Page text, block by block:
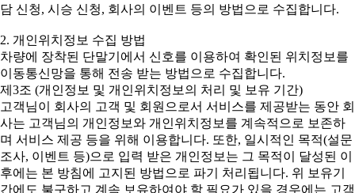
담 신청, 시승 신청, 회사의 이벤트 등의 방법으로 수집합니다.
2. 개인위치정보 수집 방법
차량에 장착된 단말기에서 신호를 이용하여 확인된 위치정보를
이동통신망을 통해 전송 받는 방법으로 수집합니다.
제3조 (개인정보 및 개인위치정보의 처리 및 보유 기간)
고객님이 회사의 고객 및 회원으로서 서비스를 제공받는 동안 회
사는 고객님의 개인정보와 개인위치정보를 계속적으로 보존하
며 서비스 제공 등을 위해 이용합니다. 또한, 일시적인 목적(설문
조사, 이벤트 등)으로 입력 받은 개인정보는 그 목적이 달성된 이
후에는 본 방침에 고지된 방법으로 파기 처리됩니다. 위 보유기
간에도 불구하고 계속 보유하여야 할 필요가 있을 경우에는 고객